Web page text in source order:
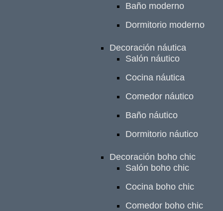
Baño moderno
Dormitorio moderno
Decoración náutica
Salón náutico
Cocina náutica
Comedor náutico
Baño náutico
Dormitorio náutico
Decoración boho chic
Salón boho chic
Cocina boho chic
Comedor boho chic